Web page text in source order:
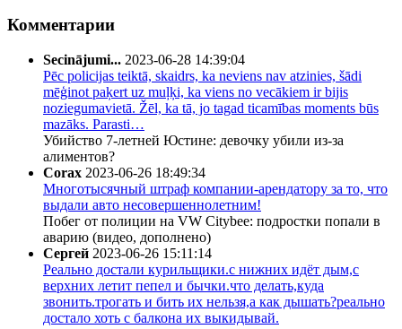
Комментарии
Secinājumi... 2023-06-28 14:39:04
Pēc policijas teiktā, skaidrs, ka neviens nav atzinies, šādi
mēģinot paķert uz muļķi, ka viens no vecākiem ir bijis
noziegumavietā. Žēl, ka tā, jo tagad ticamības moments būs
mazāks. Parasti…
Убийство 7-летней Юстине: девочку убили из-за
алиментов?
Corax 2023-06-26 18:49:34
Многотысячный штраф компании-арендатору за то, что
выдали авто несовершеннолетним!
Побег от полиции на VW Citybee: подростки попали в
аварию (видео, дополнено)
Сергей 2023-06-26 15:11:14
Реально достали курильщики.с нижних идёт дым,с
верхних летит пепел и бычки.что делать,куда
звонить.трогать и бить их нельзя,а как дышать?реально
достало хоть с балкона их выкидывай.